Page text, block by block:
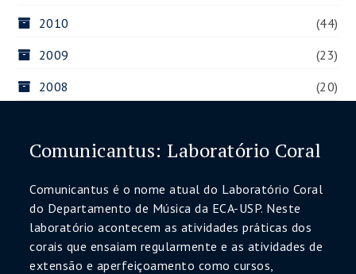
2010
(44)
2009
(23)
2008
(20)
Comunicantus: Laboratório Coral
Comunicantus é o nome atual do Laboratório Coral
do Departamento de Música da ECA-USP. Neste
laboratório acontecem as atividades práticas dos
corais que ensaiam regularmente e as atividades de
extensão e aperfeiçoamento como cursos,